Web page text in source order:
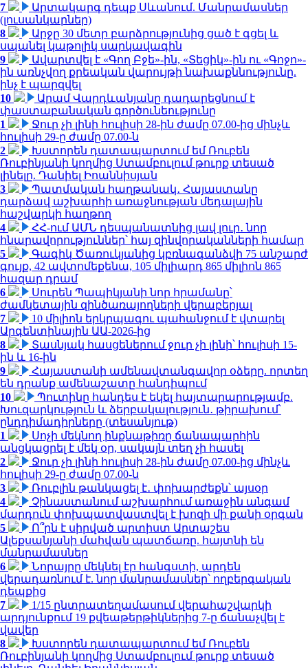
7
Արտակարգ դեպք Սևանում. Մանրամասներ
(լուսանկարներ)
8
Արջը 30 մետր բարձրությունից ցած է գցել և
սպանել կաթոլիկ սարկավագին
9
Ավարտվել է «Գող Բջե»-ին, «Տեցիկ»-ին ու «Գոջո»-
ին առնչվող քրեական վարույթի նախաքննությունը.
ինչ է պարզվել
10
Արամ Վարդևանյանը դադարեցնում է
փաստաբանական գործունեությունը
1
Ջուր չի լինի հուլիսի 28-ին ժամը 07.00-ից մինչև
հուլիսի 29-ը ժամը 07.00-ն
2
Խստորեն դատապարտում եմ Ռուբեն
Ռուբինյանի կողմից Ստամբուլում թուրք տեսած
լինելը. Դանիել Իոաննիսյան
3
Պատմական հաղթանակ․ Հայաստանը
դարձավ աշխարհի առաջնության մեդալային
հաշվարկի հաղթող
4
ՀՀ-ում ԱՄՆ դեսպանատնից լավ լուր․ նոր
հնարավորություններ՝ հայ զինվորականների համար
5
Գագիկ Ծառուկյանից կբռնագանձվի 75 անշարժ
գույք, 42 ավտոմեքենա, 105 միլիարդ 865 միլիոն 865
հազար դրամ
6
Սուրեն Պապիկյանի նոր հրամանը՝
ժամկետային զինծառայողների վերաբերյալ
7
10 միլիոն երկրպագու պահանջում է վտարել
Արգենտինային ԱԱ-2026-ից
8
Տասնյակ հասցեներում ջուր չի լինի՝ հուլիսի 15-
ին և 16-ին
9
Հայաստանի ամենավտանգավոր օձերը. որտեղ
են դրանք ամենաշատը հանդիպում
10
Պուտինը հանդես է եկել հայտարարությամբ.
Խուզարկություն և ձերբակալություն․ թիրախում՝
ընդդիմադիրները (տեսանյութ)
1
Սոչի մեկնող ինքնաթիռը ճանապարհին
անցկացրել է մեկ օր, սակայն տեղ չի հասել
2
Ջուր չի լինի հուլիսի 28-ին ժամը 07.00-ից մինչև
հուլիսի 29-ը ժամը 07.00-ն
3
Ռուբլին թանկացել է․ փոխարժեքն՝ այսօր
4
Չինաստանում աշխարհում առաջին անգամ
մարդուն փոխպատվաստվել է խոզի մի քանի օրգան
5
Ո՞րն է սիրված արտիստ Արտաշես
Ալեքսանյանի մահվան պատճառը. հայտնի են
մանրամասներ
6
Նորայրը մեկնել էր հանգստի, արդեն
վերադառնում է. նոր մանրամասներ՝ ողբերգական
դեպքից
7
1/15 ընտրատեղամասում վերահաշվարկի
արդյունքում 19 քվեաթերթիկներից 7-ը ճանաչվել է
վավեր
8
Խստորեն դատապարտում եմ Ռուբեն
Ռուբինյանի կողմից Ստամբուլում թուրք տեսած